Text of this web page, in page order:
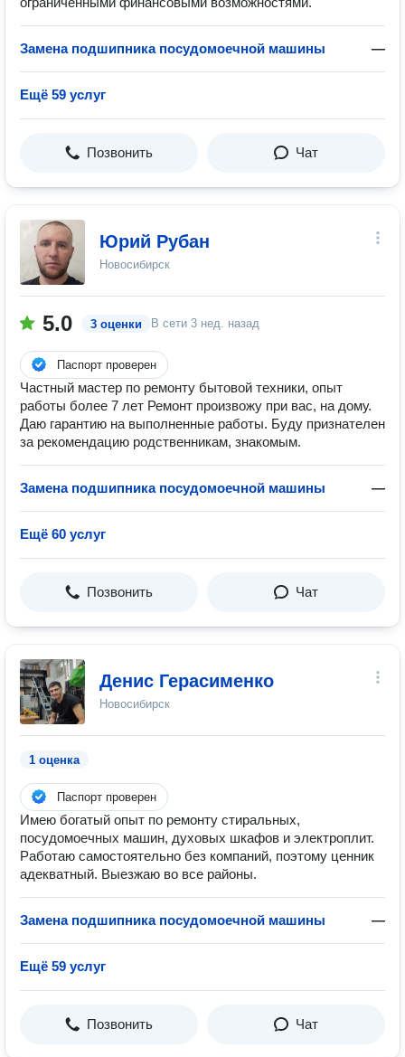
Замена подшипника посудомоечной машины —
Ещё 59 услуг
Позвонить Чат
Юрий Рубан
Новосибирск
5.0 3 оценки В сети 3 нед. назад
Паспорт проверен
Частный мастер по ремонту бытовой техники, опыт
работы более 7 лет Ремонт произвожу при вас, на дому.
Даю гарантию на выполненные работы. Буду признателен
за рекомендацию родственникам, знакомым.
Замена подшипника посудомоечной машины —
Ещё 60 услуг
Позвонить Чат
Денис Герасименко
Новосибирск
1 оценка
Паспорт проверен
Имею богатый опыт по ремонту стиральных,
посудомоечных машин, духовых шкафов и электроплит.
Работаю самостоятельно без компаний, поэтому ценник
адекватный. Выезжаю во все районы.
Замена подшипника посудомоечной машины —
Ещё 59 услуг
Позвонить Чат